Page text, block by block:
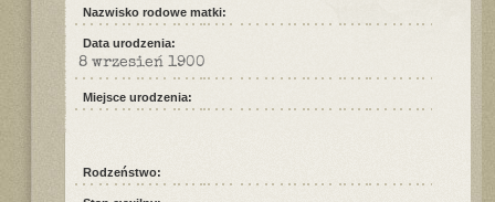
Nazwisko rodowe matki:
Data urodzenia:
8 wrzesień 1900
Miejsce urodzenia:
Rodzeństwo: